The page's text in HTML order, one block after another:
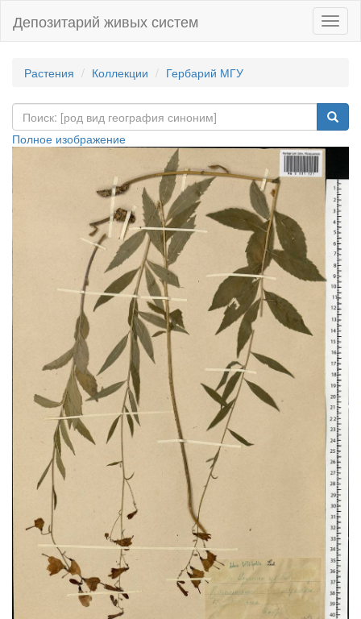
Депозитарий живых систем
Растения Коллекции Гербарий МГУ
Полное изображение